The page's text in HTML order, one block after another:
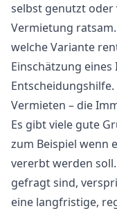
selbst genutzt
Vermietung
welche Variante
Einschätzung
Entscheidungshilfe.
Vermieten – die
Es gibt viele gute
zum Beispiel wenn
vererbt werden
gefragt sind,
eine langfristige,